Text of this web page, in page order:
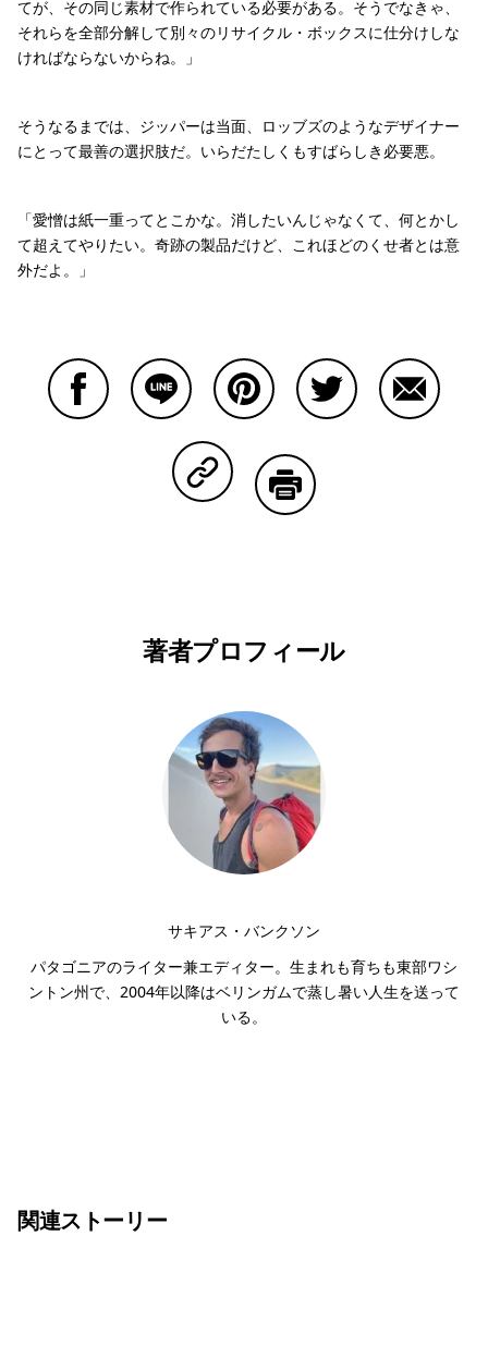
てが、その同じ素材で作られている必要がある。そうでなきゃ、
それらを全部分解して別々のリサイクル・ボックスに仕分けしな
ければならないからね。」
そうなるまでは、ジッパーは当面、ロッブズのようなデザイナー
にとって最善の選択肢だ。いらだたしくもすばらしき必要悪。
「愛憎は紙一重ってとこかな。消したいんじゃなくて、何とかし
て超えてやりたい。奇跡の製品だけど、これほどのくせ者とは意
外だよ。」
Copy Linkで共有する
著者プロフィール
サキアス・バンクソン
パタゴニアのライター兼エディター。生まれも育ちも東部ワシ
ントン州で、2004年以降はベリンガムで蒸し暑い人生を送って
いる。
関連ストーリー